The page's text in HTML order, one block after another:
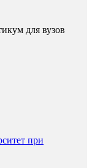
для вузов
при